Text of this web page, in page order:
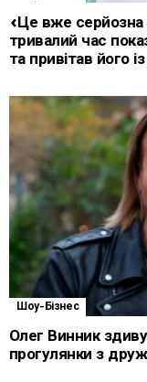
«Це вже серйозна
тривалий час
та привітав його
Шоу-Бізнес
Олег Винник
прогулянки з